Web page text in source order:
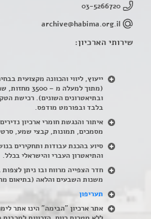
03-5266720
archive@habima.org.il
שירותי הארכיון:
ייעוץ, ליווי והכוונה מקצועית
(מתוך למעלה מ –
ובתיאטרונים השונים). רכישת
בלבד ובפורמט מודפס.
איתור והנגשת חומרי ארכיון נדירים
מסמכים, תמונות, קבצי שמע,
סיוע בהכנת עבודות ותחקירים
והתיאטרון העברי והישראלי בכלל.
משנות השבעים והלאה (בתיאום
תעריפון
אתר ארכיון "הבימה" הינו אתר